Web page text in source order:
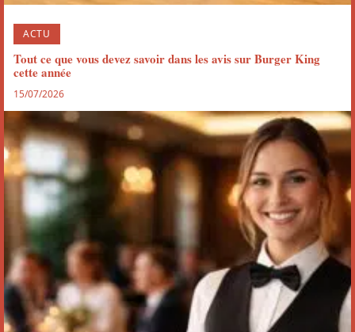
ACTU
Tout ce que vous devez savoir dans les avis sur Burger King
cette année
15/07/2026